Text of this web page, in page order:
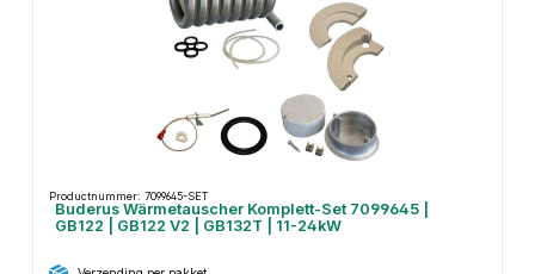
Productnummer: 7099645-SET
Buderus Wärmetauscher Komplett-Set 7099645 |
GB122 | GB122 V2 | GB132T | 11-24kW